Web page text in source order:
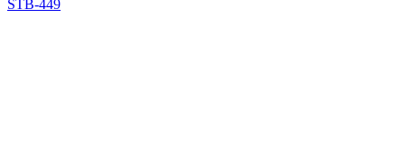
STB-449